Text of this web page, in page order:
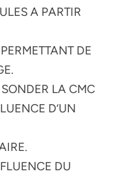
A PARTIR
DE
LA CMC
D’UN
DU